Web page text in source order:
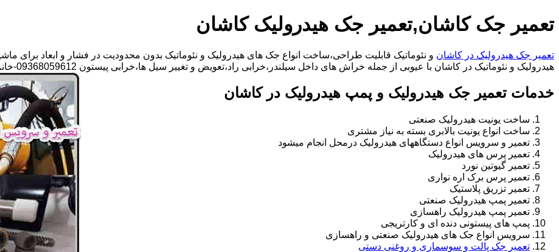
تعمیر جک کاشان,تعمیر جک هیدرولیک کاشان
تعمیر جک هیدرولیک در کاشان و نئوماتیک قابلیت طراحی،ساخت انواع جک های هیدرولیک و نئوماتیک بدون محدودیت در فشار و ابعاد برای
هیدرولیک و نئوماتیک در کاشان با عیوبی از جمله خراش های داخل سیلندر،خرابی راد،تعویض و تغییر سیل ها،خرابی پیستون 09368059612-خانم گلزاری
خدمات تعمیر جک هیدرولیک و پمپ هیدرولیک در کاشان
ساخت یونیت هیدرولیک صنعتی
ساخت انواع یونیت بالابری بسته به نیاز مشتری
تعمیر و سرویس انواع دستگاههای هیدرولیک درمحل انجام میشود
تعمیر پرس های هیدرولیک
تعمیر گیوتین نورد
تعمیر پرس برک اره نواری
تعمیر تزریق پلاستیک
تعمیر پمپ هیدرولیک صنعتی
تعمیر پمپ هیدرولیک راهسازی
پمپ های پیستونی دنده ای و کارتریجی
سرویس انواع جک های هیدرولیک صنعتی و راهسازی
تعمیر جک پالت و سوسماری و روغنی دستی